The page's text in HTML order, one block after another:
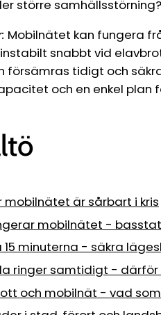
större samhällsstörning?
Mobilnätet kan fungera
snabbt vid
försämras tidigt och
och en enkel plan
mobilnätet är sårbart i kris
mobilnätet -
15 minuterna - säkra
ringer samtidigt -
och mobilnät - vad